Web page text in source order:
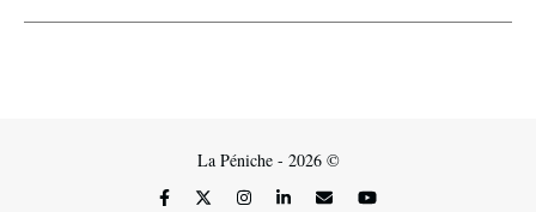
La Péniche - 2026 ©